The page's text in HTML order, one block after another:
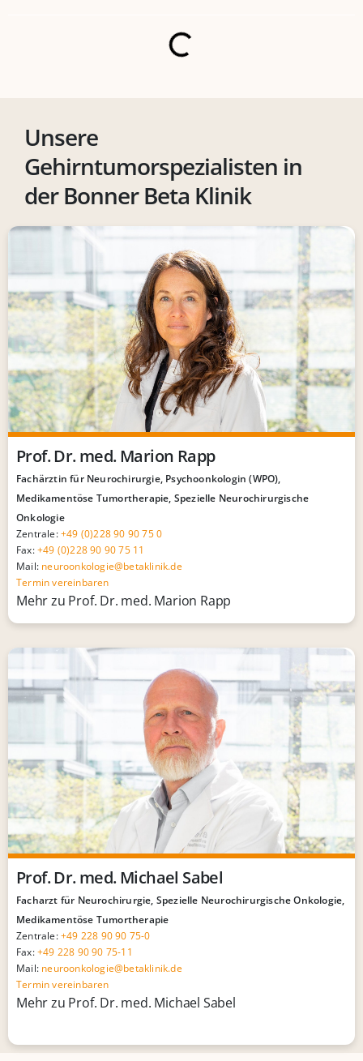
Unsere
Gehirntumorspezialisten in
der Bonner Beta Klinik
Prof. Dr. med. Marion Rapp
Fachärztin für Neurochirurgie, Psychoonkologin (WPO),
Medikamentöse Tumortherapie, Spezielle Neurochirurgische
Onkologie
Zentrale:+49 (0)228 90 90 75 0
Fax:+49 (0)228 90 90 75 11
Mail: neuroonkologie@betaklinik.de
Termin vereinbaren
Mehr zu Prof. Dr. med. Marion Rapp
Prof. Dr. med. Michael Sabel
Facharzt für Neurochirurgie, Spezielle Neurochirurgische Onkologie,
Medikamentöse Tumortherapie
Zentrale:+49 228 90 90 75-0
Fax:+49 228 90 90 75-11
Mail: neuroonkologie@betaklinik.de
Termin vereinbaren
Mehr zu Prof. Dr. med. Michael Sabel